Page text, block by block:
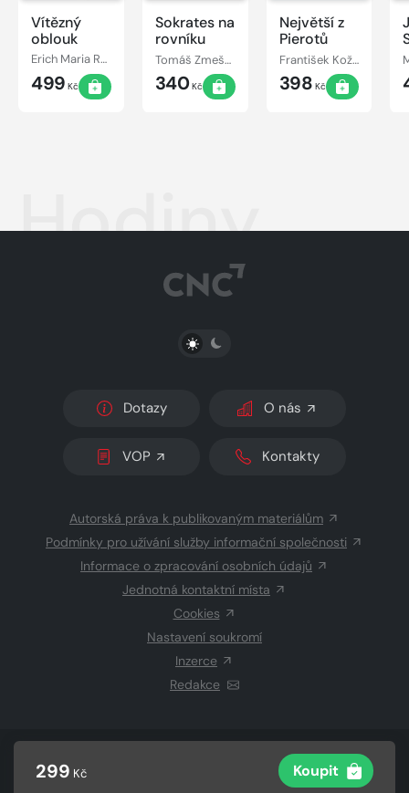
299 Kč Koupit
Vítězný
oblouk
Erich Maria Remarque
499 Kč
Sokrates na
rovníku
Tomáš Zmeškal
340Kč
Největší z
Pierotů
František Kožík
398 Kč
Hodiny
PŘEPNOUT SVĚTLÝ/TMAVÝ REŽIM
Dotazy O nás
VOP Kontakty
Autorská práva k publikovaným materiálům
Podmínky pro užívání služby informační společnosti
Informace o zpracování osobních údajů
Jednotná kontaktní místa
Cookies
Nastavení soukromí
Inzerce
Redakce
CZECH NEWS CENTER a.s.a dodavatelé